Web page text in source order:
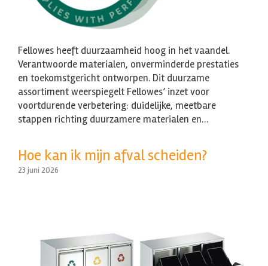
Fellowes heeft duurzaamheid hoog in het vaandel.
Verantwoorde materialen, onverminderde prestaties
en toekomstgericht ontworpen. Dit duurzame
assortiment weerspiegelt Fellowes’ inzet voor
voortdurende verbetering: duidelijke, meetbare
stappen richting duurzamere materialen en…
Hoe kan ik mijn afval scheiden?
23 juni 2026